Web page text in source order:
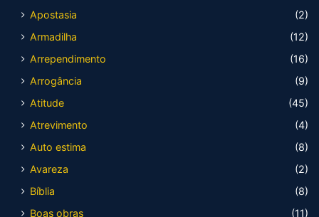
Apostasia
(2)
Armadilha
(12)
Arrependimento
(16)
Arrogância
(9)
Atitude
(45)
Atrevimento
(4)
Auto estima
(8)
Avareza
(2)
Bíblia
(8)
Boas obras
(11)